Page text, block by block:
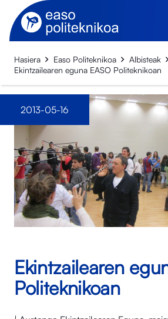
Hasiera Easo Politeknikoa
Albisteak
Ekintzailearen eguna EASO Politeknikoan
2013-05-16
Ekintzailearen
Politeknikoan